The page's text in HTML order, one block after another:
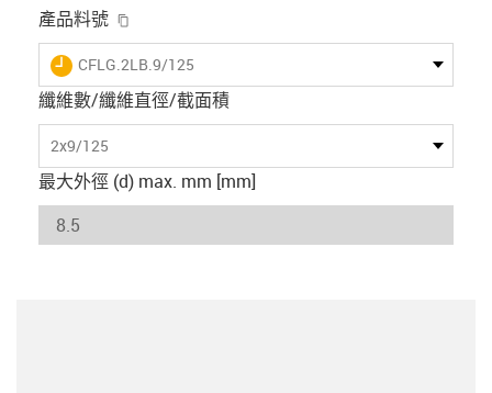
產品料號
igus-icon-lieferzeit
CFLG.2LB.9/125
纖維數/纖維直徑/截面積
2x9/125
最大外徑 (d) max. mm [mm]